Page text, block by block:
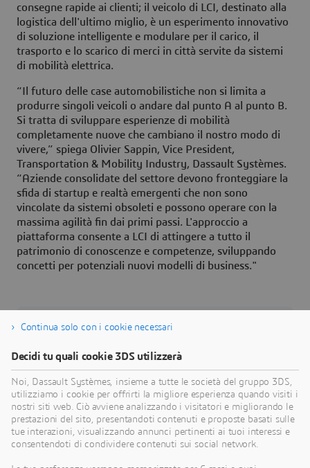
consegne rapide ai clienti; il veicolo di LCI, destinato alla
logistica dell'ultimo miglio, è un esperimento innovativo
di soluzione intelligente e modulare per il carico, il
trasporto e lo scarico di merci in città servite da sistemi
di mobilità elettrica.
“Il futuro delle case automobilistiche non si limita a
produrre singoli veicoli o andare dal punto A al punto B.
Si tratta di sviluppare esperienze di mobilità
completamente nuove che cambiano il nostro modo di
vivere,” spiega Olivier Sappin, Vice President,
Transportation & Mobility Industry, Dassault Systèmes.
“Aziende consolidate del settore devono fronteggiare la
sfida di startup e realtà emergenti che non sono
vincolate da sistemi obsoleti e possono operare con la
massima agilità fin dai primi passi. L'approccio a
piattaforma consente a LCI di attingere a tutto il
patrimonio di conoscenze e competenze, sviluppando
concetti per potenziali nuovi modelli di business."
Dassault Systèmes è un catalizzatore del
progresso umano. Dal 1981, l'azienda è pioniera
nella creazione di mondi virtuali per migliorare la
vita reale di consumatori, pazienti e cittadini.
Attraverso la piattaforma 3DEXPERIENCE, i
gemelli virtuali basati sulla scienza e alimentati
Continua solo con i cookie necessari
Decidi tu quali cookie 3DS utilizzerà
Noi, Dassault Systèmes, insieme a tutte le società del gruppo 3DS,
utilizziamo i cookie per offrirti la migliore esperienza quando visiti i
nostri siti web. Ciò avviene analizzando i visitatori e migliorando le
prestazioni del sito, presentandoti contenuti e proposte basati sulle
tue interazioni, visualizzando annunci pertinenti ai tuoi interessi e
consentendoti di condividere contenuti sui social network.